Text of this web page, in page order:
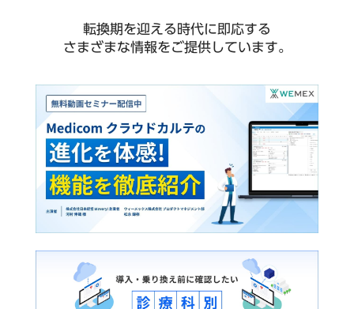
転換期を迎える時代に即応する
さまざまな情報をご提供しています。